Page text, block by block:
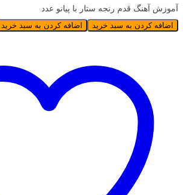
آموزش آهنگ قدم رنجه ستار با پیانو عدد
اضافه کردن به سبد خرید اضافه کردن به سبد خرید